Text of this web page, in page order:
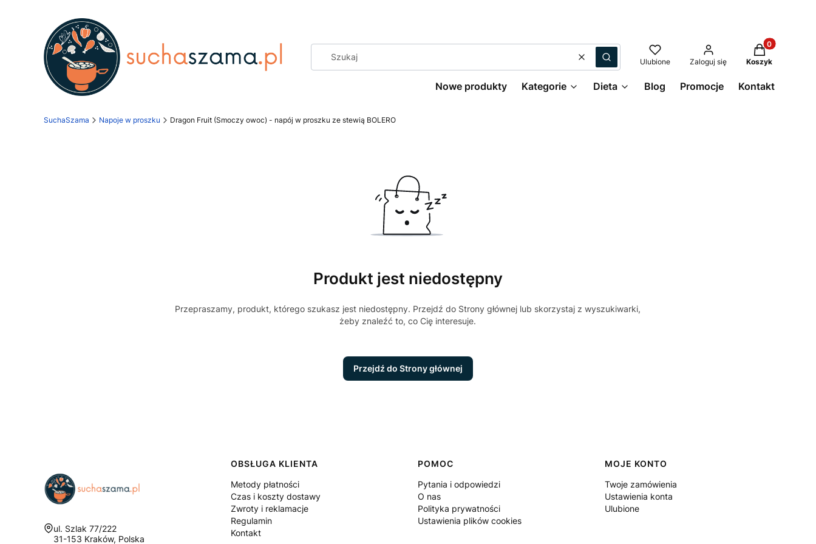
WyczyśćSzukaj Ulubione Zaloguj się
Produkty w
Koszyk
Nowe produkty Kategorie Dieta Blog Promocje Kontakt
SuchaSzama Napoje w proszku Dragon Fruit (Smoczy owoc) - napój w proszku ze stewią BOLERO
Produkt jest niedostępny
Przepraszamy, produkt, którego szukasz jest niedostępny. Przejdź do Strony głównej lub skorzystaj z wyszukiwarki,
żeby znaleźć to, co Cię interesuje.
Przejdź do Strony głównej
Adres:
ul. Szlak 77/222
31-153 Kraków, Polska
Linki w stopce
OBSŁUGA KLIENTA
Metody płatności
Czas i koszty dostawy
Zwroty i reklamacje
Regulamin
Kontakt
POMOC
Pytania i odpowiedzi
O nas
Polityka prywatności
Ustawienia plików cookies
MOJE KONTO
Twoje zamówienia
Ustawienia konta
Ulubione